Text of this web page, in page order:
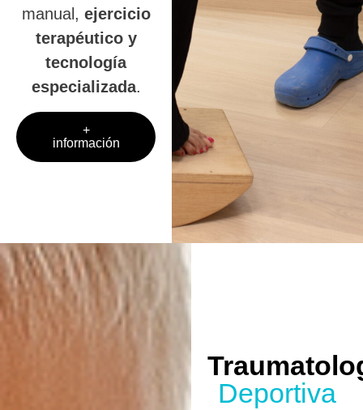
manual, ejercicio
terapéutico y
tecnología
especializada.
+
información
Deportiva